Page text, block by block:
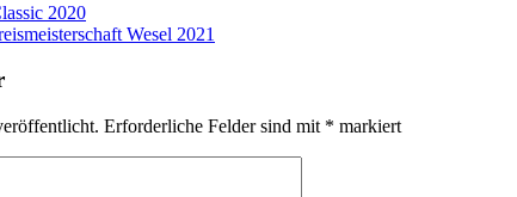
2020
Wesel 2021
Erforderliche Felder sind mit * markiert